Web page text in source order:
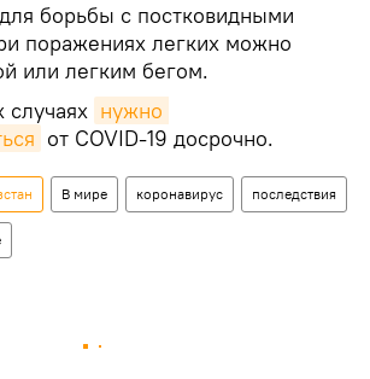
борьбы с постковидными
поражениях легких можно
или легким бегом.
случаях нужно
от COVID-19 досрочно.
В мире коронавирус последствия